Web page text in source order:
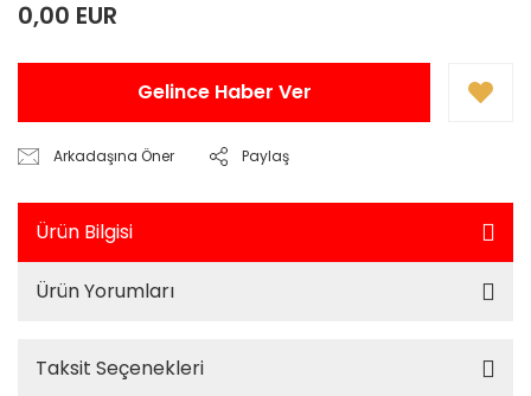
0,00 EUR
Gelince Haber Ver
Arkadaşına Öner Paylaş
Ürün Bilgisi
Ürün Yorumları
Taksit Seçenekleri